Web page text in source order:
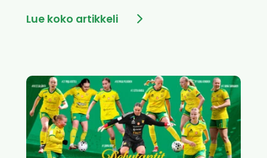
Lue koko artikkeli